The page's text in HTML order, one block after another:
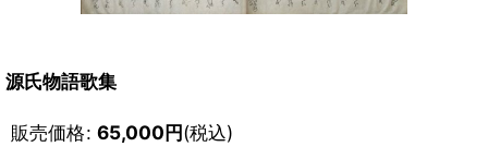
源氏物語歌集
販売価格: 65,000円(税込)